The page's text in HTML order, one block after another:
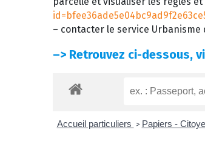
– contacter le service Urbanisme
–> Retrouvez ci-dessous,
Accueil particuliers > Papiers -